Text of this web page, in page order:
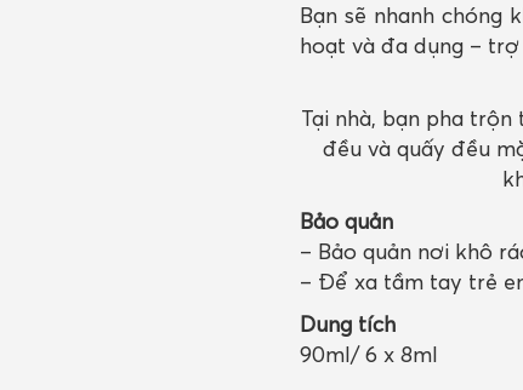
Bạn sẽ nhanh chóng
hoạt và đa dụng –
Tại nhà, bạn pha
đều và quấy đều
Bảo quản
– Bảo quản nơi khô
– Để xa tầm tay trẻ
Dung tích
90ml/ 6 x 8ml